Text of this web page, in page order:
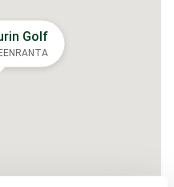
Golf